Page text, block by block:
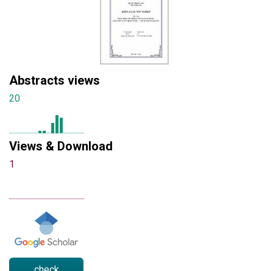
Abstracts views
20
Views & Download
1